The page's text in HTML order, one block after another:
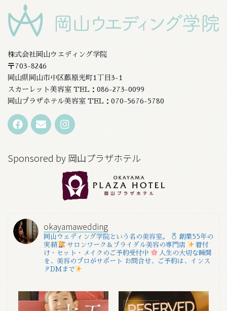
株式会社岡山ウエディング学院
〒703-8246
岡山県岡山市中区藤原光町1丁目3-1
スカーレット美容室 TEL：086-273-0099
岡山プラザホテル美容室 TEL：070-5676-5780
Sponsored by 岡山プラザホテル
okayamawedding
岡山ウェディング学院という名の美容室。
創業55年の
実績
サロンワーク＆ブライダル美容の専門店
着付
け・セット・メイクのご予約受付中
人生の大切な瞬間
を、美容のプロがサポート
お問合せ、ご予約は、インス
タDMまで